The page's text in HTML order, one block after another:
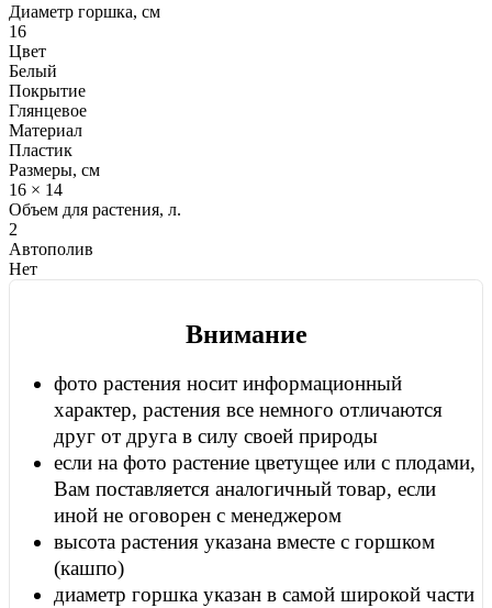
Диаметр горшка, см
16
Цвет
Белый
Покрытие
Глянцевое
Материал
Пластик
Размеры, см
16 × 14
Объем для растения, л.
2
Автополив
Нет
Внимание
фото растения носит информационный
характер, растения все немного отличаются
друг от друга в силу своей природы
если на фото растение цветущее или с плодами,
Вам поставляется аналогичный товар, если
иной не оговорен с менеджером
высота растения указана вместе с горшком
(кашпо)
диаметр горшка указан в самой широкой части